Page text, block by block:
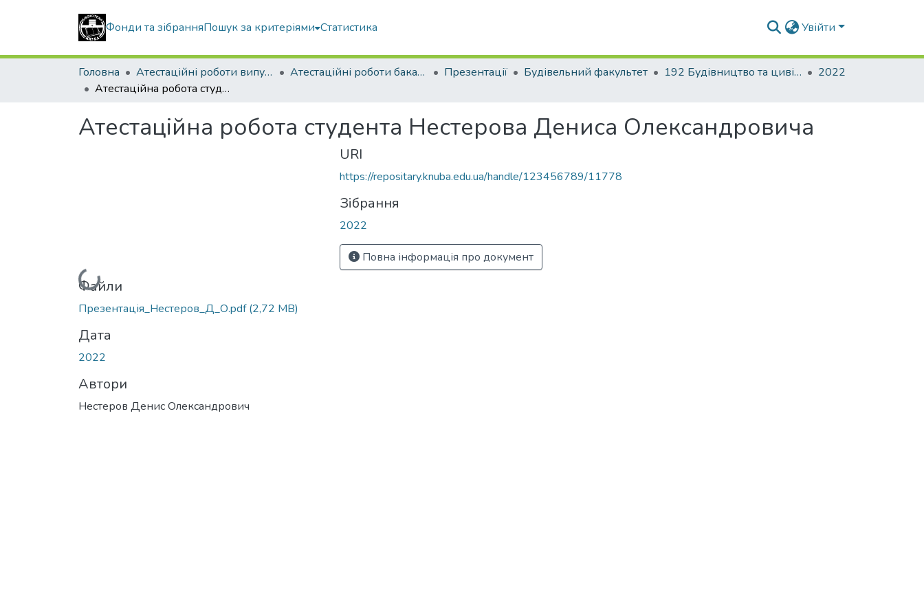
Фонди та зібранняПошук за критеріями Статистика Увійти
Головна Атестаційні роботи випускників Атестаційні роботи бакалаврів Презентації Будівельний факультет 192 Будівництво та цивільна інженерія. Промислове і цивільне будівництво
2022
Атестаційна робота студента Нестерова Дениса Олександровича
Атестаційна робота студента Нестерова Дениса Олександровича
Вантажиться...
Файли
Презентація_Нестеров_Д_О.pdf(2,72 MB)
Дата
2022
Автори
Нестеров Денис Олександрович
URI
https://repositary.knuba.edu.ua/handle/123456789/11778
Зібрання
2022
Повна інформація про документ